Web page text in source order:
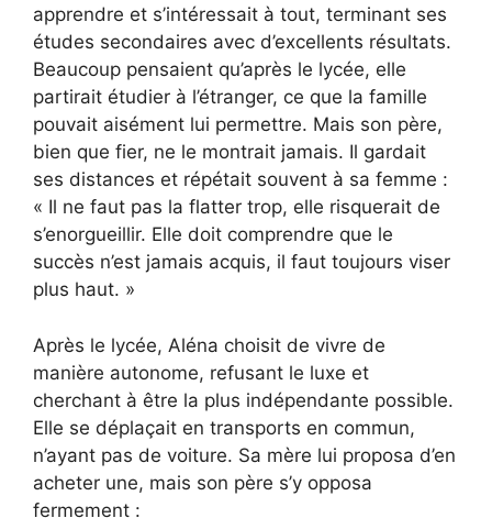
apprendre et s’intéressait à tout, terminant ses
études secondaires avec d’excellents résultats.
Beaucoup pensaient qu’après le lycée, elle
partirait étudier à l’étranger, ce que la famille
pouvait aisément lui permettre. Mais son père,
bien que fier, ne le montrait jamais. Il gardait
ses distances et répétait souvent à sa femme :
« Il ne faut pas la flatter trop, elle risquerait de
s’enorgueillir. Elle doit comprendre que le
succès n’est jamais acquis, il faut toujours viser
plus haut. »
Après le lycée, Aléna choisit de vivre de
manière autonome, refusant le luxe et
cherchant à être la plus indépendante possible.
Elle se déplaçait en transports en commun,
n’ayant pas de voiture. Sa mère lui proposa d’en
acheter une, mais son père s’y opposa
fermement :